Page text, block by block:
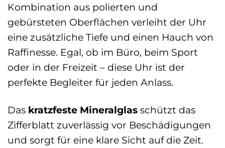
Kombination aus polierten und
gebürsteten Oberflächen verleiht der Uhr
eine zusätzliche Tiefe und einen Hauch von
Raffinesse. Egal, ob im Büro, beim Sport
oder in der Freizeit – diese Uhr ist der
perfekte Begleiter für jeden Anlass.
Das kratzfeste Mineralglas schützt das
Zifferblatt zuverlässig vor Beschädigungen
und sorgt für eine klare Sicht auf die Zeit.